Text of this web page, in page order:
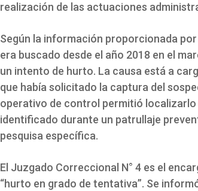
realización de las actuaciones
Según la información proporcionada
era buscado desde el año 2018 en el
un intento de hurto. La causa está a
que había solicitado la captura del
operativo de control permitió
identificado durante un patrullaje
pesquisa específica.
El Juzgado Correccional N° 4 es el
“hurto en grado de tentativa”. Se